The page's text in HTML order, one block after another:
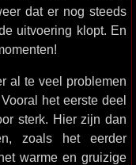
dat er nog steeds
uitvoering klopt. En
al te veel problemen
het eerste deel
sterk. Hier zijn dan
zoals het eerder
warme en gruizige